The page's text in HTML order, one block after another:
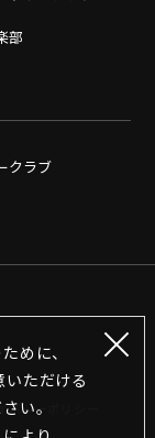
めに、
ただける
い。
部
クラブ
バシーポリシー